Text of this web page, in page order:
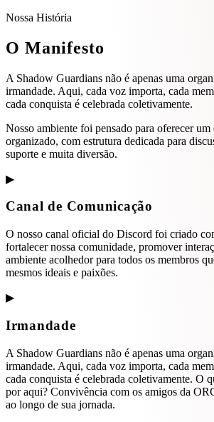
Nossa História
O Manifesto
A Shadow Guardians não é apenas uma
irmandade. Aqui, cada voz importa, cada
cada conquista é celebrada coletivamente.
Nosso ambiente foi pensado para oferecer um
organizado, com estrutura dedicada para
suporte e muita diversão.
▶
Canal de Comunicação
O nosso canal oficial do Discord foi criado
fortalecer nossa comunidade, promover
ambiente acolhedor para todos os membros
mesmos ideais e paixões.
▶
Irmandade
A Shadow Guardians não é apenas uma
irmandade. Aqui, cada voz importa, cada
cada conquista é celebrada coletivamente. O
por aqui? Convivência com os amigos da
ao longo de sua jornada.